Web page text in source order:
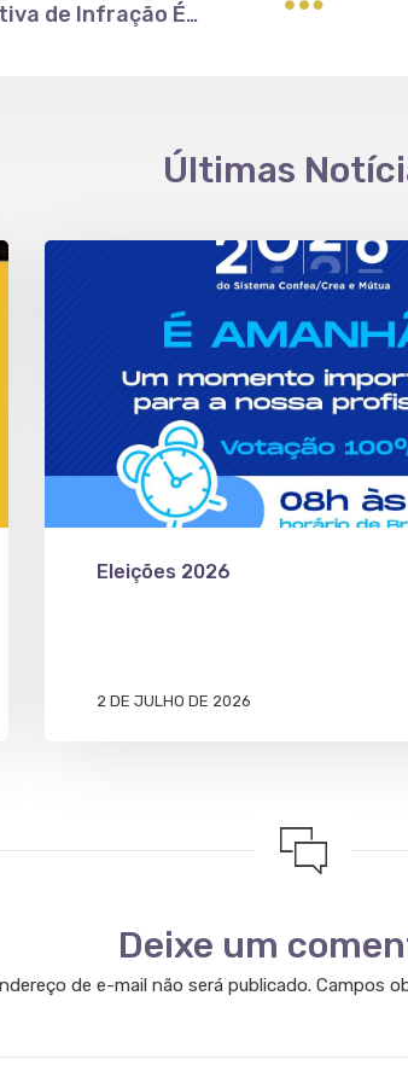
Agora é possível emitir a Certidão Negativa de Infração Ético-Profissional
Últimas
Eleições 2026
2 DE JULHO DE 2026
Deixe um
de e-mail não será publicado. Campos